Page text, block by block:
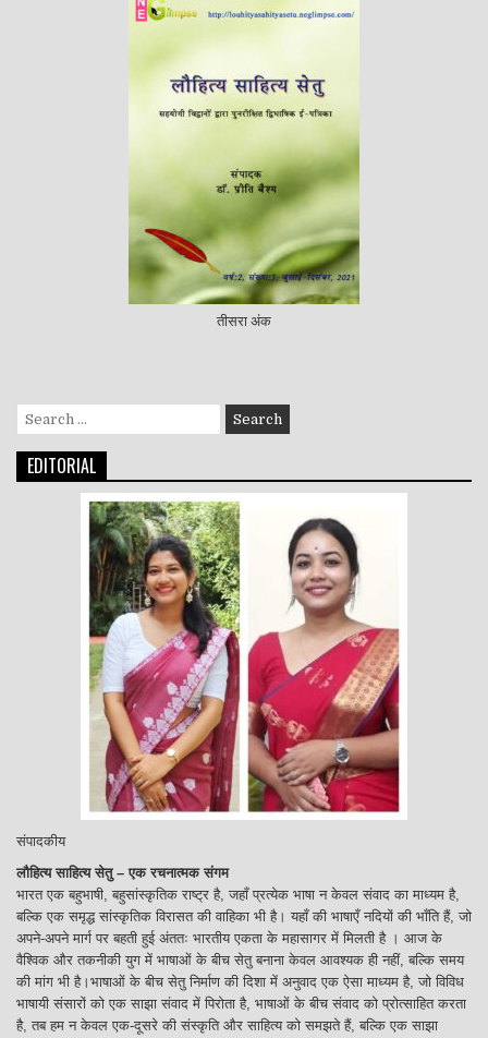
तीसरा अंक
Search
for:
EDITORIAL
संपादकीय
लौहित्य साहित्य सेतु – एक रचनात्मक संगम
भारत एक बहुभाषी, बहुसांस्कृतिक राष्ट्र है, जहाँ प्रत्येक भाषा न केवल संवाद का माध्यम है,
बल्कि एक समृद्ध सांस्कृतिक विरासत की वाहिका भी है। यहाँ की भाषाएँ नदियों की भाँति हैं, जो
अपने-अपने मार्ग पर बहती हुई अंततः भारतीय एकता के महासागर में मिलती है । आज के
वैश्विक और तकनीकी युग में भाषाओं के बीच सेतु बनाना केवल आवश्यक ही नहीं, बल्कि समय
की मांग भी है।भाषाओं के बीच सेतु निर्माण की दिशा में अनुवाद एक ऐसा माध्यम है, जो विविध
भाषायी संसारों को एक साझा संवाद में पिरोता है, भाषाओं के बीच संवाद को प्रोत्साहित करता
है, तब हम न केवल एक-दूसरे की संस्कृति और साहित्य को समझते हैं, बल्कि एक साझा